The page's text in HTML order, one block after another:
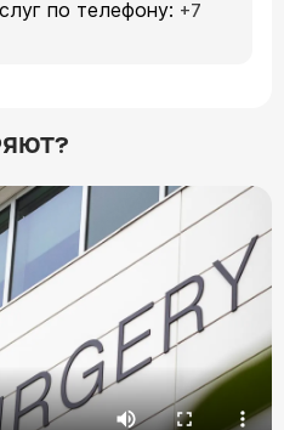
по телефону: +7